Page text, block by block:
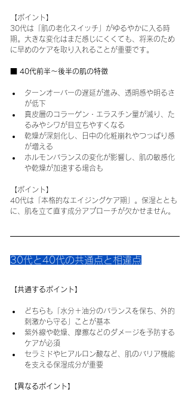
【ポイント】
30代は「肌の老化スイッチ」がゆるやかに入る時
期。大きな変化はまだ感じにくくても、将来のため
に早めのケアを取り入れることが重要です。
40代前半〜後半の肌の特徴
ターンオーバーの遅延が進み、透明感や明るさ
が低下
真皮層のコラーゲン・エラスチン量が減り、た
るみやシワが目立ちやすくなる
乾燥が深刻化し、日中の化粧崩れやつっぱり感
が増える
ホルモンバランスの変化が影響し、肌の敏感化
や乾燥が加速する場合も
【ポイント】
40代は「本格的なエイジングケア期」。保湿ととも
に、肌を立て直す成分アプローチが欠かせません。
30代と40代の共通点と相違点
【共通するポイント】
どちらも「水分＋油分のバランスを保ち、外的
刺激から守る」ことが基本
紫外線や乾燥、摩擦などのダメージを予防する
ケアが必須
セラミドやヒアルロン酸など、肌のバリア機能
を支える保湿成分が重要
【異なるポイント】